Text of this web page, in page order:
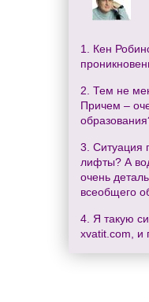
1. Кен
2. Тем не
Причем –
3. Ситуация
лифты? А
очень
всеобщего
4. Я такую
xvatit.com, и